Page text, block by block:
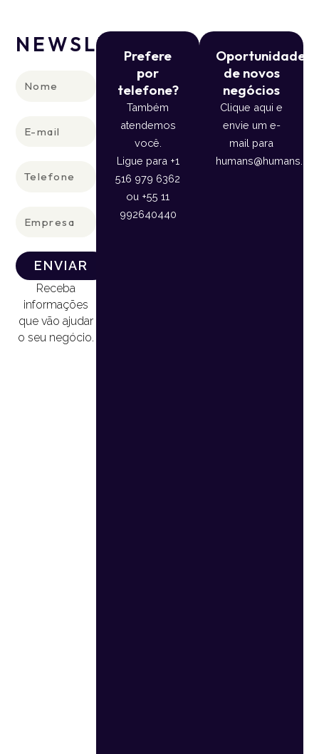
NEWSLETTER
ENVIAR
Receba
informações
que vão ajudar
o seu negócio.
Prefere
por
telefone?
Também
atendemos
você.
Ligue para +1
516 979 6362
ou +55 11
992640440
Oportunidade
de novos
negócios
Clique aqui e
envie um e-
mail para